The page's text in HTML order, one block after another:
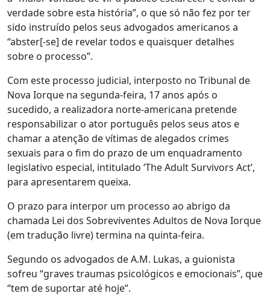
verdade sobre esta história”, o que só não fez por ter
sido instruído pelos seus advogados americanos a
“abster[-se] de revelar todos e quaisquer detalhes
sobre o processo”.
Com este processo judicial, interposto no Tribunal de
Nova Iorque na segunda-feira, 17 anos após o
sucedido, a realizadora norte-americana pretende
responsabilizar o ator português pelos seus atos e
chamar a atenção de vítimas de alegados crimes
sexuais para o fim do prazo de um enquadramento
legislativo especial, intitulado ‘The Adult Survivors Act’,
para apresentarem queixa.
O prazo para interpor um processo ao abrigo da
chamada Lei dos Sobreviventes Adultos de Nova Iorque
(em tradução livre) termina na quinta-feira.
Segundo os advogados de A.M. Lukas, a guionista
sofreu “graves traumas psicológicos e emocionais”, que
“tem de suportar até hoje”.